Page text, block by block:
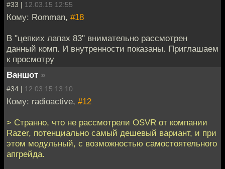
#33 | 12.03.15 12:55
Кому: Romman, #18
В "цепких лапах 83" внимательно рассмотрен
данный комп. И внутренности показаны. Приглашаем
к просмотру
Ваншот »
#34 | 12.03.15 13:10
Кому: radioactive, #12
> Странно, что не рассмотрели OSVR от компании
Razer, потенциально самый дешевый вариант, и при
этом модульный, с возможностью самостоятельного
апгрейда.